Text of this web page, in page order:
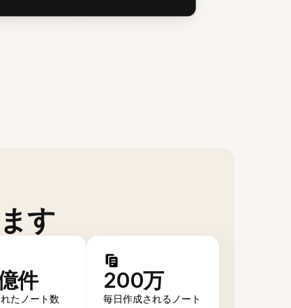
す
件
たノート数
200万
毎日作成されるノート